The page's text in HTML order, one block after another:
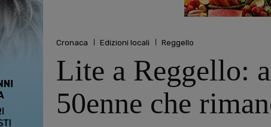
Cronaca Edizioni locali Reggello
Lite a Reggello:
50enne che